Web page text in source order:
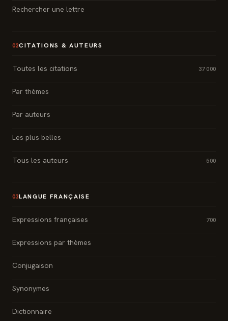
Rechercher une lettre
02CITATIONS & AUTEURS
Toutes les citations 37 000
Par thèmes
Par auteurs
Les plus belles
Tous les auteurs 500
03LANGUE FRANÇAISE
Expressions françaises 700
Expressions par thèmes
Conjugaison
Synonymes
Dictionnaire